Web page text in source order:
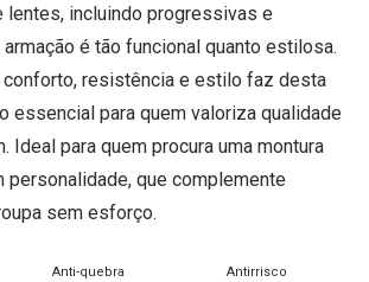
incluindo progressivas e
é tão funcional quanto estilosa.
conforto, resistência e estilo faz desta
essencial para quem valoriza qualidade
Ideal para quem procura uma montura
personalidade, que complemente
sem esforço.
Anti-quebra Antirrisco